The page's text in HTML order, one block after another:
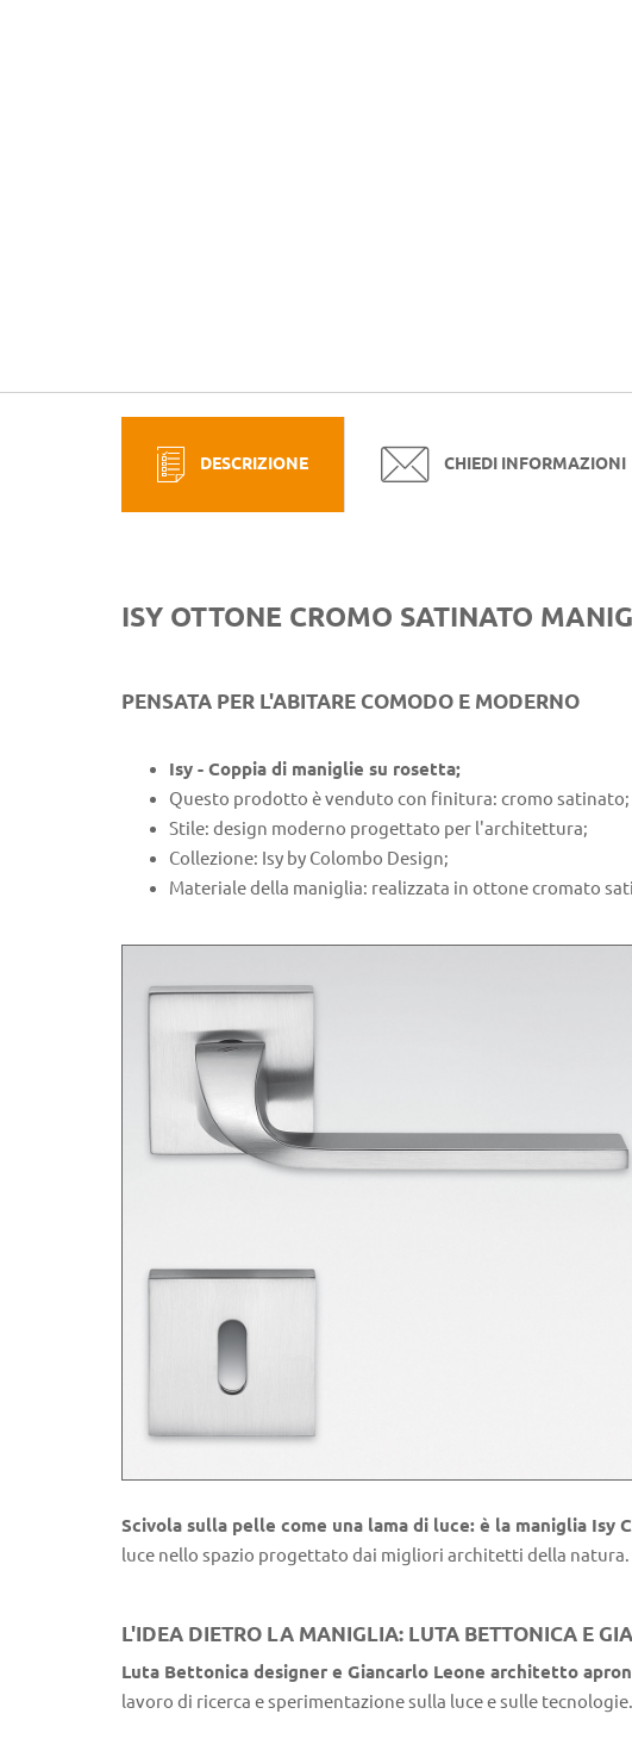
DESCRIZIONE CHIEDI INFORMAZIONI
ISY OTTONE CROMO SATINATO
PENSATA PER L'ABITARE COMODO E MODERNO
Isy - Coppia di maniglie su rosetta;
Questo prodotto è venduto con finitura: cromo satinato;
Stile: design moderno progettato per l'architettura;
Collezione: Isy by Colombo Design;
Materiale della maniglia: realizzata in ottone cromato
Scivola sulla pelle come una lama di luce: è la maniglia Isy
luce nello spazio progettato dai migliori architetti della
L'IDEA DIETRO LA MANIGLIA: LUTA BETTONICA E
Luta Bettonica designer e Giancarlo Leone architetto
lavoro di ricerca e sperimentazione sulla luce e sulle